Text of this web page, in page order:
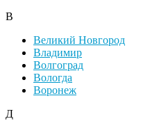
В
Великий Новгород
Владимир
Волгоград
Вологда
Воронеж
Д